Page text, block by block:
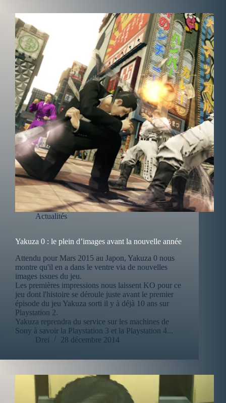
Actualités
Yakuza 0 : le plein d’images avant la nouvelle année
Attendu pour Mars 2015 au Japon, Yakuza 0 nous
montre qu'il en a dans le ventre via de nouvelles
images issues du jeu.
Les premières impressions nous laissent KO pour ce
jeu dont l'histoire se déroule juste avant le premier
épisode du jeu Yakuza sorti il y à déjà 10 ans sur
Playstation 2.
Yakuza reprendra du service sur les machines de
Sony à savoir la Playstation 3 et la Playstation 4...
Drei
28 décembre 2014